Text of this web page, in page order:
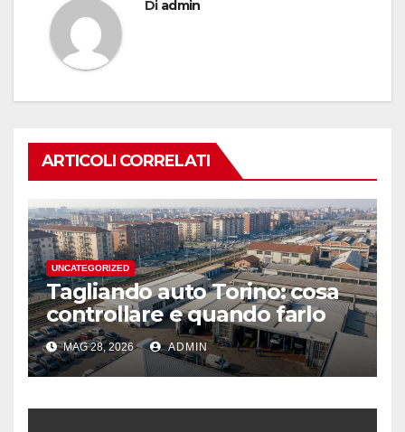
Di admin
ARTICOLI CORRELATI
UNCATEGORIZED
Tagliando auto Torino: cosa
controllare e quando farlo
MAG 28, 2026 ADMIN